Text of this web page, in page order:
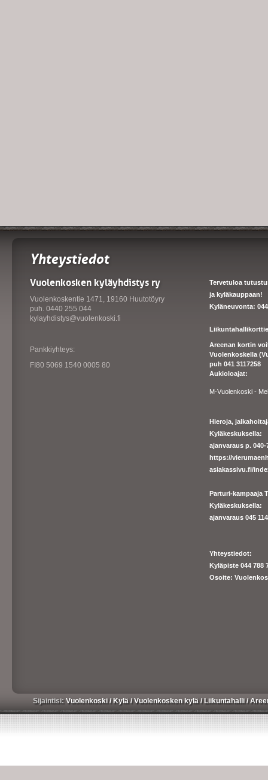
Yhteystiedot
Vuolenkosken kyläyhdistys ry
Vuolenkoskentie 1471, 19160 Huutotöyry
puh. 0440 255 044
kylayhdistys@vuolenkoski.fi
Pankkiyhteys:
FI80 5069 1540 0005 80
Tervetuloa
ja kyläkauppaan!
Kyläneuvonta: 044
Areenan kortin
Vuolenkoskella
puh 041 3117258
Aukioloajat:
M-Vuolenkoski -
Hieroja,
Kyläkeskuksella:
ajanvaraus p.
https://
asiakassivu.fi/
Parturi-kampaaja
Kyläkeskuksella:
ajanvaraus 045
Yhteystiedot:
Kyläpiste 044 788
Osoite:
Sijaintisi:Vuolenkoski/ Kylä/Vuolenkosken kylä/ Liikuntahalli/